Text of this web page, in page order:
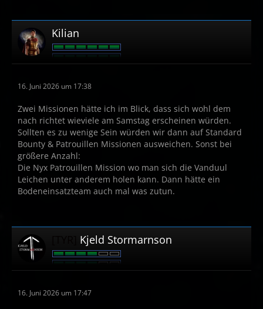
Kilian
16. Juni 2026 um 17:38
Zwei Missionen hätte ich im Blick, dass sich wohl dem
nach richtet wieviele am Samstag erscheinen würden.
Sollten es zu wenige Sein würden wir dann auf Standard
Bounty & Patrouillen Missionen ausweichen. Sonst bei
größere Anzahl:
Die Nyx Patrouillen Mission wo man sich die Vanduul
Leichen unter anderem holen kann. Dann hätte ein
Bodeneinsatzteam auch mal was zutun.
Kjeld Stormarnson
16. Juni 2026 um 17:47